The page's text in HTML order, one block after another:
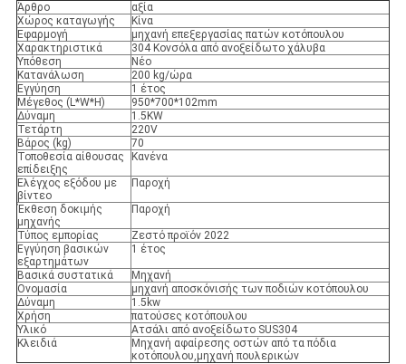
Άρθρο
αξία
Χώρος καταγωγής
Κίνα
Εφαρμογή
μηχανή επεξεργασίας πατών κοτόπουλου
Χαρακτηριστικά
304 Κονσόλα από ανοξείδωτο χάλυβα
Υπόθεση
Νέο
Κατανάλωση
200 kg/ώρα
Εγγύηση
1 έτος
Μέγεθος (L*W*H)
950*700*102mm
Δύναμη
1.5KW
Τετάρτη
220V
Βάρος (kg)
70
Τοποθεσία αίθουσας
επίδειξης
Κανένα
Ελέγχος εξόδου με
βίντεο
Παροχή
Έκθεση δοκιμής
μηχανής
Παροχή
Τύπος εμπορίας
Ζεστό προϊόν 2022
Εγγύηση βασικών
εξαρτημάτων
1 έτος
Βασικά συστατικά
Μηχανή
Ονομασία
μηχανή αποσκόνισής των ποδιών κοτόπουλου
Δύναμη
1.5kw
Χρήση
πατούσες κοτόπουλου
Υλικό
Ατσάλι από ανοξείδωτο SUS304
Κλειδιά
Μηχανή αφαίρεσης οστών από τα πόδια
κοτόπουλου,μηχανή πουλερικών